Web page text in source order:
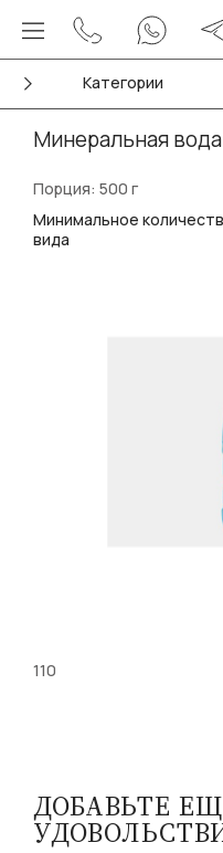
Категории
Минеральная
Порция: 500 г
Минимальное
вида
110
ДОБАВЬТЕ